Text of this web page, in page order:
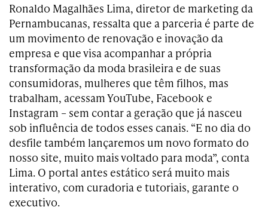
Ronaldo Magalhães Lima, diretor de marketing da
Pernambucanas, ressalta que a parceria é parte de
um movimento de renovação e inovação da
empresa e que visa acompanhar a própria
transformação da moda brasileira e de suas
consumidoras, mulheres que têm filhos, mas
trabalham, acessam YouTube, Facebook e
Instagram – sem contar a geração que já nasceu
sob influência de todos esses canais. “E no dia do
desfile também lançaremos um novo formato do
nosso site, muito mais voltado para moda”, conta
Lima. O portal antes estático será muito mais
interativo, com curadoria e tutoriais, garante o
executivo.